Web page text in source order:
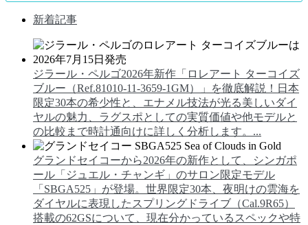
新着記事
ジラール・ペルゴ2026年新作「ロレアート ターコイズ
ブルー（Ref.81010-11-3659-1GM）」を徹底解説！日本
限定30本の希少性と、エナメル技法が光る美しいダイ
ヤルの魅力、ラグスポとしての実質価値や他モデルと
の比較まで時計通向けに詳しく分析します。...
グランドセイコーから2026年の新作として、シンガポ
ール「ジュエル・チャンギ」のサロン限定モデル
「SBGA525」が登場。世界限定30本、夜明けの雲海を
ダイヤルに表現したスプリングドライブ（Cal.9R65）
搭載の62GSについて、現在分かっているスペックや特